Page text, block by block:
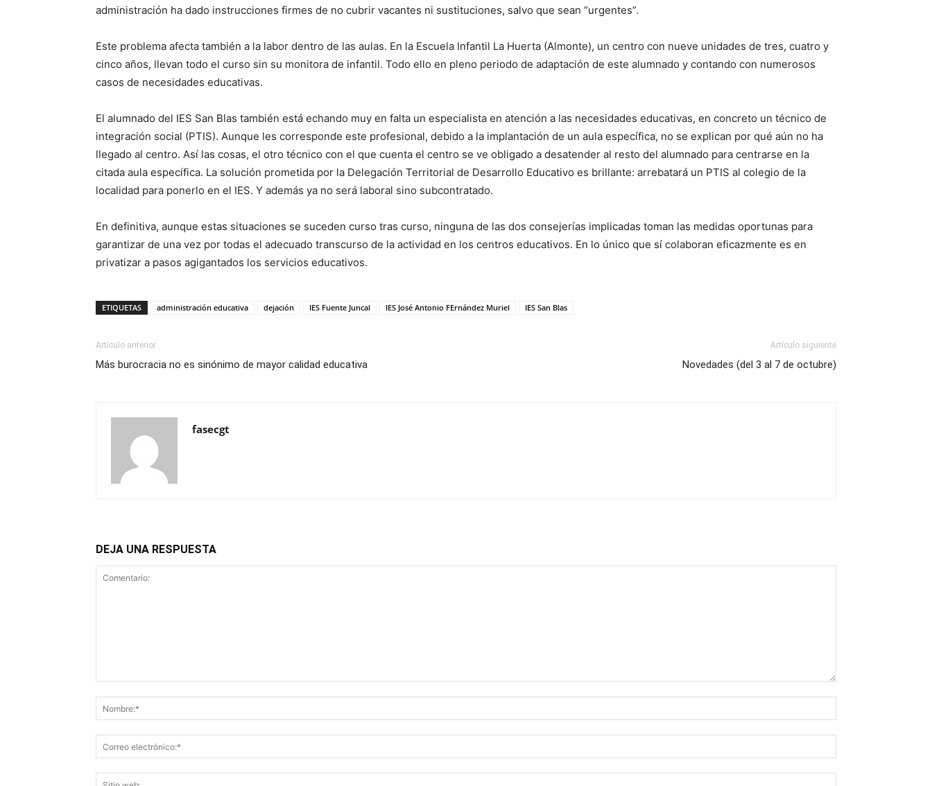
administración ha dado instrucciones firmes de no cubrir vacantes ni sustituciones, salvo que sean “urgentes”.
Este problema afecta también a la labor dentro de las aulas. En la Escuela Infantil La Huerta (Almonte), un centro con nueve unidades de tres, cuatro y
cinco años, llevan todo el curso sin su monitora de infantil. Todo ello en pleno periodo de adaptación de este alumnado y contando con numerosos
casos de necesidades educativas.
El alumnado del IES San Blas también está echando muy en falta un especialista en atención a las necesidades educativas, en concreto un técnico de
integración social (PTIS). Aunque les corresponde este profesional, debido a la implantación de un aula específica, no se explican por qué aún no ha
llegado al centro. Así las cosas, el otro técnico con el que cuenta el centro se ve obligado a desatender al resto del alumnado para centrarse en la
citada aula específica. La solución prometida por la Delegación Territorial de Desarrollo Educativo es brillante: arrebatará un PTIS al colegio de la
localidad para ponerlo en el IES. Y además ya no será laboral sino subcontratado.
En definitiva, aunque estas situaciones se suceden curso tras curso, ninguna de las dos consejerías implicadas toman las medidas oportunas para
garantizar de una vez por todas el adecuado transcurso de la actividad en los centros educativos. En lo único que sí colaboran eficazmente es en
privatizar a pasos agigantados los servicios educativos.
ETIQUETAS administración educativa dejación IES Fuente Juncal IES José Antonio FErnández Muriel IES San Blas
Artículo anterior
Más burocracia no es sinónimo de mayor calidad educativa
Artículo siguiente
Novedades (del 3 al 7 de octubre)
fasecgt
DEJA UNA RESPUESTA